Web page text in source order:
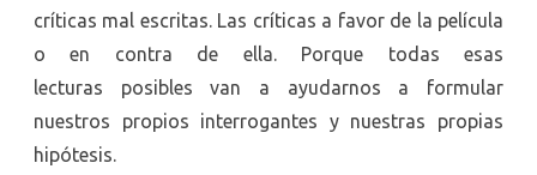
críticas mal escritas. Las críticas a favor de la película
o en contra de ella. Porque todas esas
lecturas posibles van a ayudarnos a formular
nuestros propios interrogantes y nuestras propias
hipótesis.